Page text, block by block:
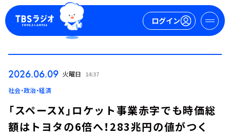
ログイン
2026.06.09 火曜日 14:37
社会・政治・経済
「スペースX」ロケット事業赤字でも時価総
額はトヨタの6倍へ！283兆円の値がつく